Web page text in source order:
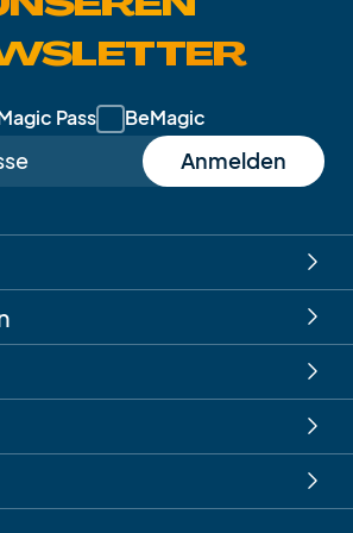
Pass BeMagic
Anmelden